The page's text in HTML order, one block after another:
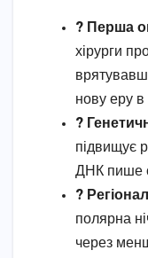
? Перша
хірурги
нову еру в
?
підвищує
ДНК пише
?️
полярна
через